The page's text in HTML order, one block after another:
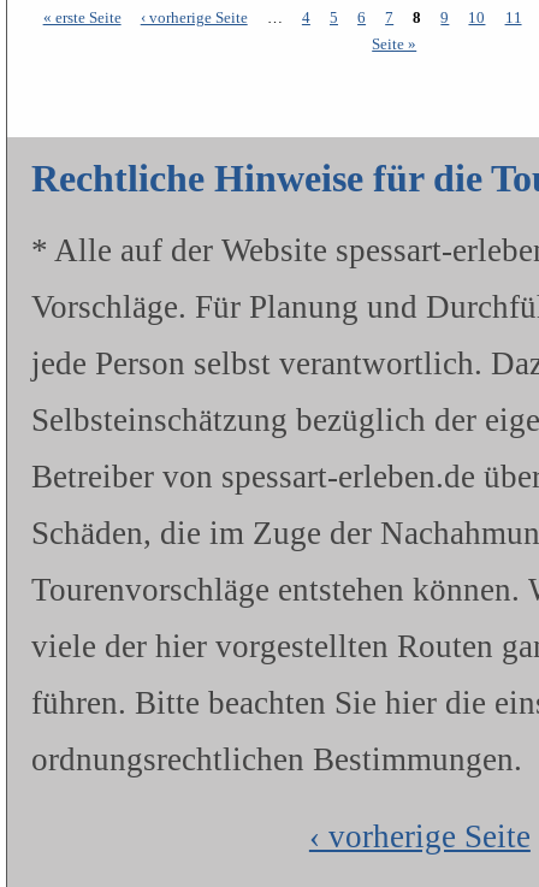
« erste Seite ‹ vorherige Seite … 4 5 6 7 8 9 10
11
Seite »
Rechtliche Hinweise für die
* Alle auf der Website spessart-
Vorschläge. Für Planung und
jede Person selbst verantwortlich.
Selbsteinschätzung bezüglich der
Betreiber von spessart-erleben.de
Schäden, die im Zuge der
Tourenvorschläge entstehen
viele der hier vorgestellten Routen
führen. Bitte beachten Sie hier die
ordnungsrechtlichen Bestimmungen.
‹ vorherige Seite